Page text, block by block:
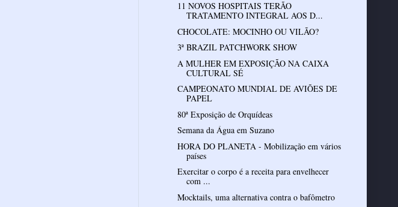
11 NOVOS HOSPITAIS TERÃO
TRATAMENTO INTEGRAL AOS D...
CHOCOLATE: MOCINHO OU VILÃO?
3ª BRAZIL PATCHWORK SHOW
A MULHER EM EXPOSIÇÃO NA CAIXA
CULTURAL SÉ
CAMPEONATO MUNDIAL DE AVIÕES DE
PAPEL
80ª Exposição de Orquídeas
Semana da Água em Suzano
HORA DO PLANETA - Mobilização em vários
países
Exercitar o corpo é a receita para envelhecer
com ...
Mocktails, uma alternativa contra o bafômetro